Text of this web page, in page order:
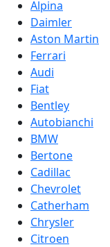
Alpina
Daimler
Aston Martin
Ferrari
Audi
Fiat
Bentley
Autobianchi
BMW
Bertone
Cadillac
Chevrolet
Catherham
Chrysler
Citroen